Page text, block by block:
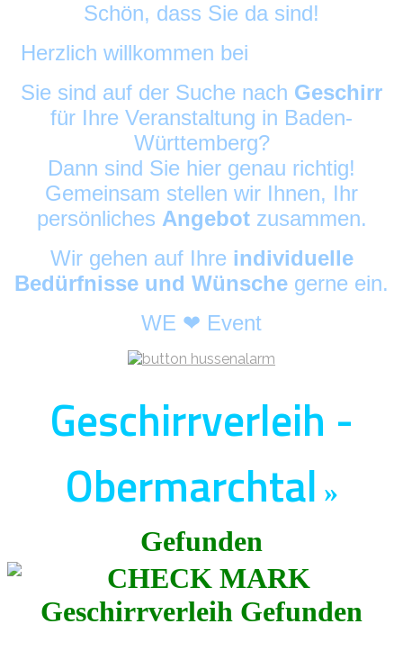
Schön, dass Sie da sind!
Herzlich willkommen bei
Sie sind auf der Suche nach Geschirr
für Ihre Veranstaltung in Baden-
Württemberg?
Dann sind Sie hier genau richtig!
Gemeinsam stellen wir Ihnen, Ihr
persönliches Angebot zusammen.
Wir gehen auf Ihre individuelle
Bedürfnisse und Wünsche gerne ein.
WE ❤ Event
Geschirrverleih -
Obermarchtal »
Gefunden